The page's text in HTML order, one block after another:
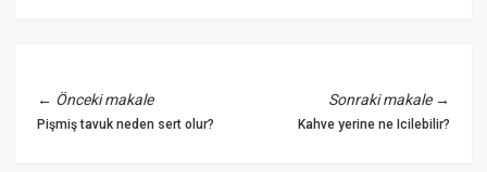
← Önceki makale
Pişmiş tavuk neden sert olur?
Sonraki makale→
Kahve yerine ne Icilebilir?